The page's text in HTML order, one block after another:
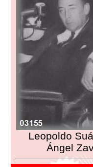
Leopoldo
Ángel